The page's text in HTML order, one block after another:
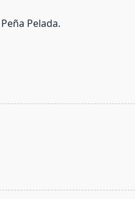
Pelada.